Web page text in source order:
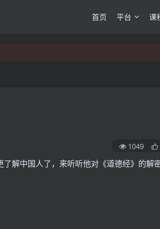
首页 平台 课
1049
中国人了，来听听他对《道德经》的解密